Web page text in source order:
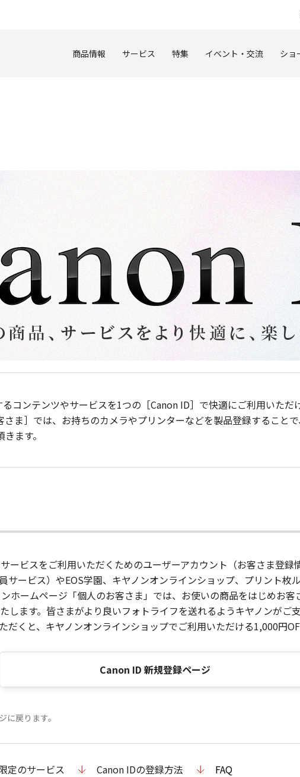
商品情報 サービス 特集 イベント・交流 ショ
コンテンツやサービスを1つの［Canon ID］で快適にご利用いただ
ま］では、お持ちのカメラやプリンターなどを製品登録すること
ます。
ービスをご利用いただくためのユーザーアカウント（お客さま登
サービス）やEOS学園、キヤノンオンラインショップ、プリント枚
ホームページ「個人のお客さま」では、お使いの商品をはじめお
します。皆さまがより良いフォトライフを送れるようキヤノンがご
くと、キヤノンオンラインショップでご利用いただける1,000円
Canon ID 新規登録ページ
戻ります。
定のサービス Canon IDの登録方法 FAQ